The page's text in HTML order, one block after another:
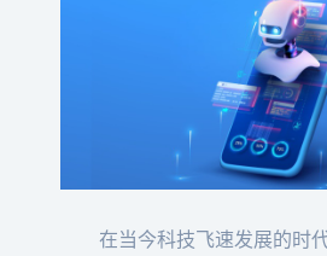
在当今科技飞速发展的时